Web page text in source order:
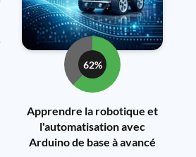
62%
Apprendre la robotique et
l'automatisation avec
Arduino de base à avancé